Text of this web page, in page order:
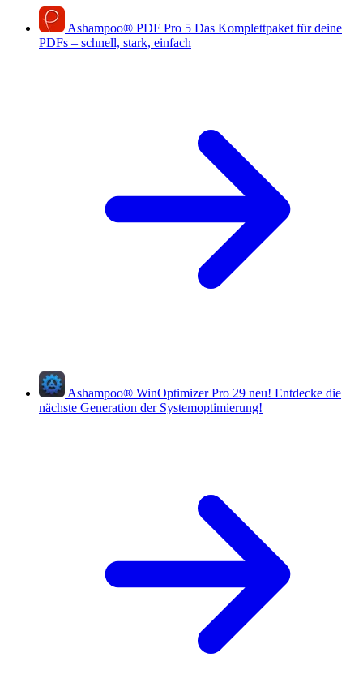
Ashampoo® PDF Pro 5 Das Komplettpaket für deine
PDFs – schnell, stark, einfach
Ashampoo® WinOptimizer Pro 29 neu! Entdecke die
nächste Generation der Systemoptimierung!